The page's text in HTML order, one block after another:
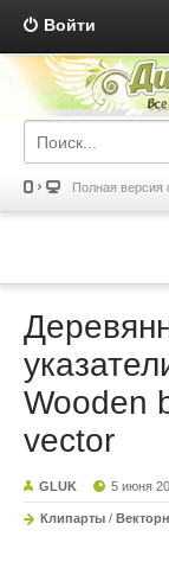
Войти
Полная версия
Wooden
vector
GLUK 5 июня
Клипарты /